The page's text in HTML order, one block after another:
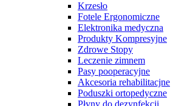
Krzesło
Fotele Ergonomiczne
Elektronika medyczna
Produkty Kompresyjne
Zdrowe Stopy
Leczenie zimnem
Pasy pooperacyjne
Akcesoria rehabilitacjne
Poduszki ortopedyczne
Płyny do dezynfekcji